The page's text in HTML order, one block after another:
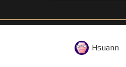
Hsuann